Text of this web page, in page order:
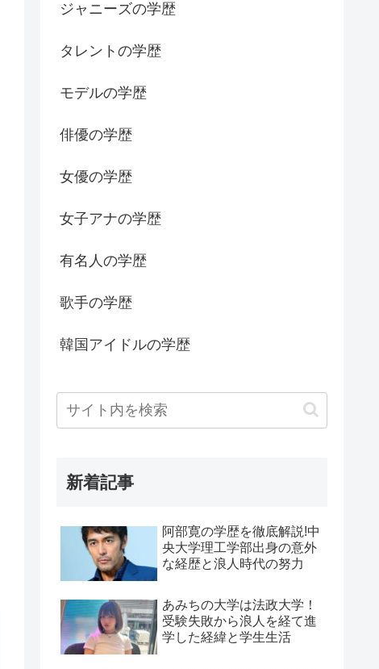
ジャニーズの学歴
タレントの学歴
モデルの学歴
俳優の学歴
女優の学歴
女子アナの学歴
有名人の学歴
歌手の学歴
韓国アイドルの学歴
新着記事
阿部寛の学歴を徹底解説!中
央大学理工学部出身の意外
な経歴と浪人時代の努力
あみちの大学は法政大学！
受験失敗から浪人を経て進
学した経緯と学生生活